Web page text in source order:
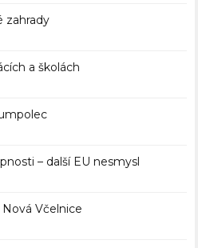
zahrady
a školách
– další EU nesmysl
Včelnice